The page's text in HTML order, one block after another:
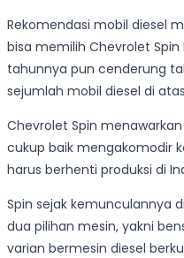
Rekomendasi mobil diesel
bisa memilih Chevrolet Spin
tahunnya pun cenderung
sejumlah mobil diesel di
Chevrolet Spin
cukup baik mengakomodir
harus berhenti produksi di
Spin sejak kemunculannya
dua pilihan mesin, yakni
varian bermesin diesel